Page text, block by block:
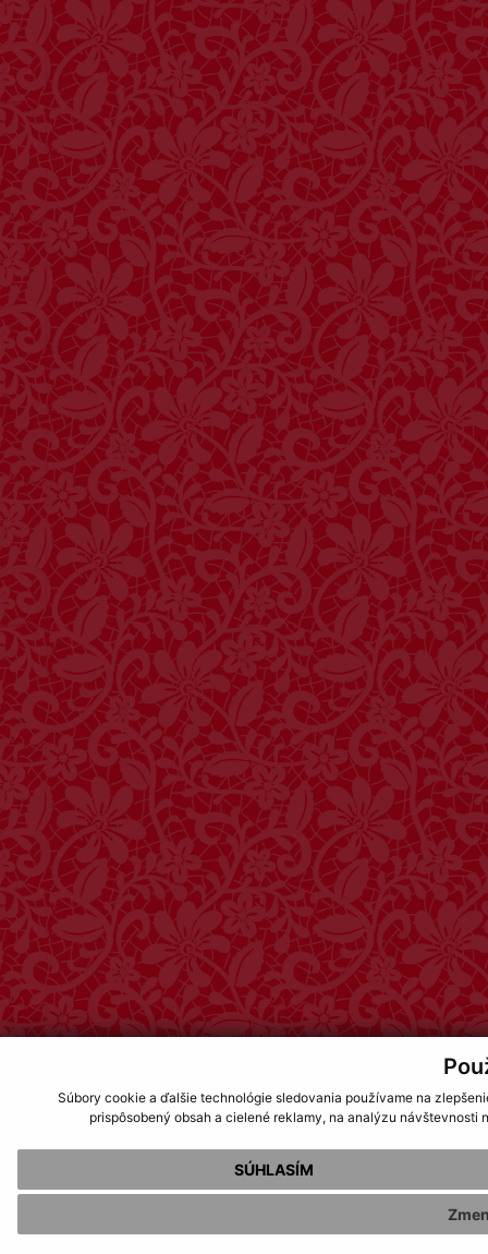
Súbory cookie a ďalšie technológie sledovania používame na
prispôsobený obsah a cielené reklamy, na analýzu
SÚHLASÍM